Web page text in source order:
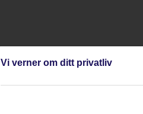
Vi verner om ditt privatliv